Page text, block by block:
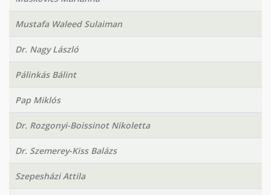
Mustafa Waleed Sulaiman
Dr. Nagy László
Pálinkás Bálint
Pap Miklós
Dr. Rozgonyi-Boissinot Nikoletta
Dr. Szemerey-Kiss Balázs
Szepesházi Attila